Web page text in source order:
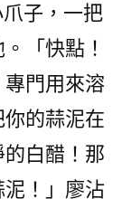
子，一把
「快點！
門用來溶
的蒜泥在
白醋！那
！」廖沾